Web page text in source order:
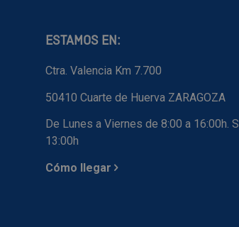
ESTAMOS EN:
Ctra. Valencia Km 7.700
50410 Cuarte de Huerva ZARAGOZA
De Lunes a Viernes de 8:00 a 16:00h.
13:00h
Cómo llegar